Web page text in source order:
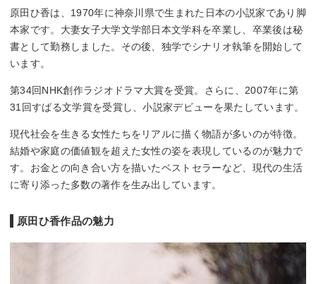
原田ひ香は、1970年に神奈川県で生まれた日本の小説家であり脚
本家です。大妻女子大学文学部日本文学科を卒業し、卒業後は秘
書として勤務しました。その後、独学でシナリオ執筆を開始して
います。
第34回NHK創作ラジオドラマ大賞を受賞。さらに、2007年に第
31回すばる文学賞を受賞し、小説家デビューを果たしています。
現代社会を生きる女性たちをリアルに描く物語が多いのが特徴。
結婚や家庭の価値観を超えた女性の姿を表現しているのが魅力で
す。お金との向き合い方を描いたベストセラーなど、現代の生活
に寄り添った多数の著作を生み出しています。
原田ひ香作品の魅力